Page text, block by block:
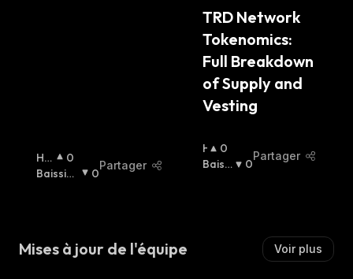
Ha
Uss
0
Baissier
0
Partager
E
R
:
TRD Network
Tokenomics:
Full Breakdown
of Supply and
Vesting
H
A
0
Baissi
0
Partager
Mises à jour de l'équipe Voir plus